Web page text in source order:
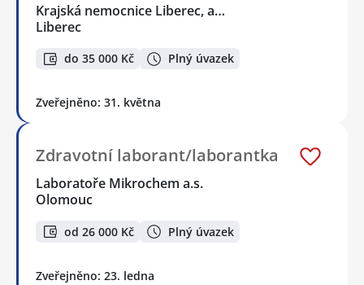
Krajská nemocnice Liberec, a…
Liberec
do 35 000 Kč Plný úvazek
Zveřejněno: 31. května
Zdravotní laborant/laborantka
Laboratoře Mikrochem a.s.
Olomouc
od 26 000 Kč Plný úvazek
Zveřejněno: 23. ledna